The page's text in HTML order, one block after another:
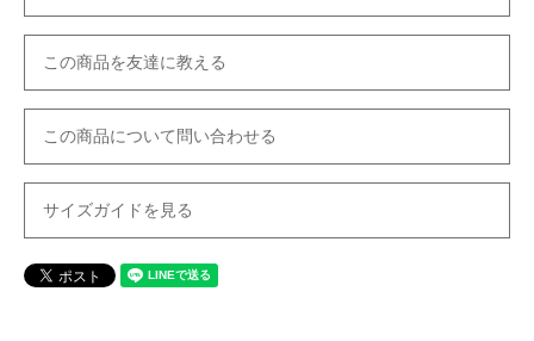
この商品を友達に教える
この商品について問い合わせる
サイズガイドを見る